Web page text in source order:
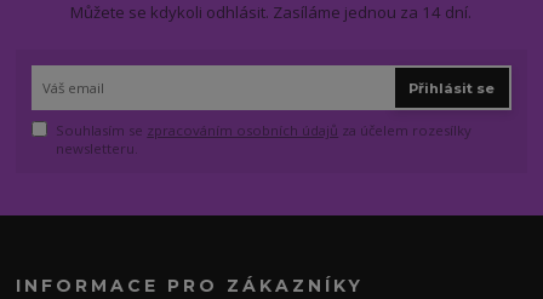
Můžete se kdykoli odhlásit. Zasíláme jednou za 14 dní.
Přihlásit se
Souhlasím se zpracováním osobních údajů za účelem rozesílky
newsletteru.
INFORMACE PRO ZÁKAZNÍKY